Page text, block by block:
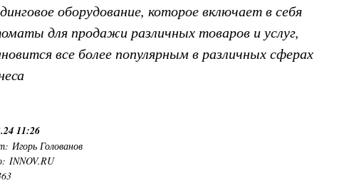
оборудование, которое включает в себя
для продажи различных товаров и услуг,
все более популярным в различных сферах
11:26
Игорь Голованов
INNOV.RU